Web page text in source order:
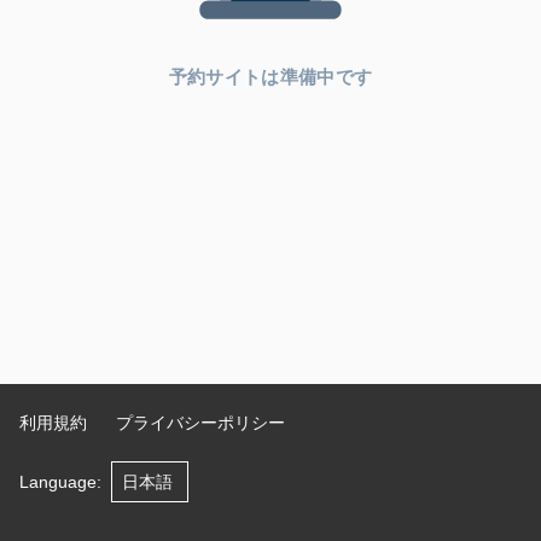
予約サイトは準備中です
利用規約 プライバシーポリシー
Language: